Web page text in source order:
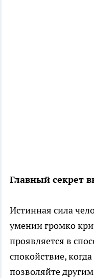
Главный секрет
Истинная сила
умении громко
проявляется в
спокойствие,
позволяйте